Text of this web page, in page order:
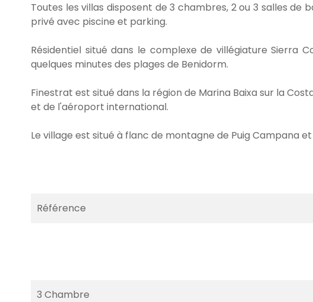
Toutes les villas disposent de 3 chambres, 2 ou 3 salles
privé avec piscine et parking.
Résidentiel situé dans le complexe de villégiature
quelques minutes des plages de Benidorm.
Finestrat est situé dans la région de Marina Baixa sur la
et de l'aéroport international.
Le village est situé à flanc de montagne de Puig Campana
Référence
3 Chambre